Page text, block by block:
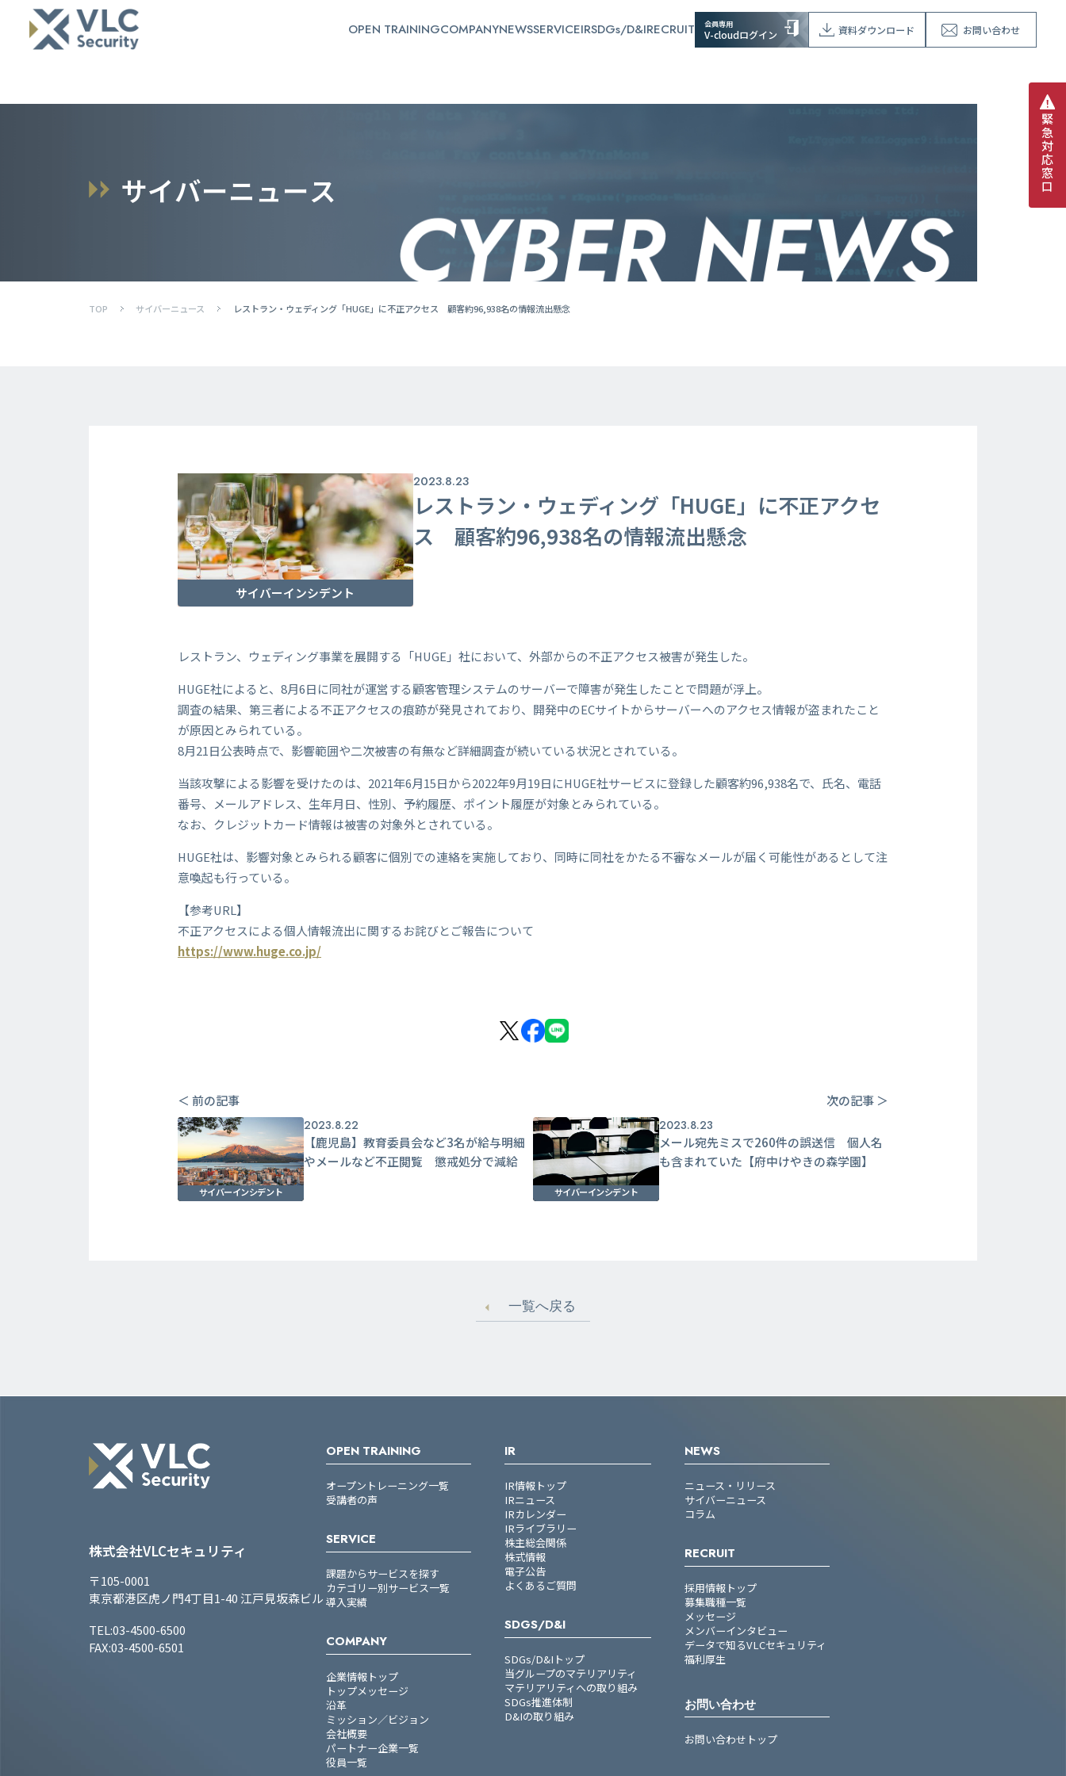
OPEN TRAININGCOMPANYNEWSSERVICEIRSDGs/D&IRECRUIT 会員専用
V-cloudログイン 資料ダウンロード お問い合わせ
緊
急
対
応
窓
口
サイバーニュース
TOP サイバーニュース レストラン・ウェディング「HUGE」に不正アクセス 顧客約96,938名の情報流出懸念
サイバーインシデント
2023.8.23
レストラン・ウェディング「HUGE」に不正アクセ
ス 顧客約96,938名の情報流出懸念
レストラン、ウェディング事業を展開する「HUGE」社において、外部からの不正アクセス被害が発生した。
HUGE社によると、8月6日に同社が運営する顧客管理システムのサーバーで障害が発生したことで問題が浮上。
調査の結果、第三者による不正アクセスの痕跡が発見されており、開発中のECサイトからサーバーへのアクセス情報が盗まれたこと
が原因とみられている。
8月21日公表時点で、影響範囲や二次被害の有無など詳細調査が続いている状況とされている。
当該攻撃による影響を受けたのは、2021年6月15日から2022年9月19日にHUGE社サービスに登録した顧客約96,938名で、氏名、電話
番号、メールアドレス、生年月日、性別、予約履歴、ポイント履歴が対象とみられている。
なお、クレジットカード情報は被害の対象外とされている。
HUGE社は、影響対象とみられる顧客に個別での連絡を実施しており、同時に同社をかたる不審なメールが届く可能性があるとして注
意喚起も行っている。
【参考URL】
不正アクセスによる個人情報流出に関するお詫びとご報告について
https://www.huge.co.jp/
＜ 前の記事 次の記事 ＞
サイバーインシデント
2023.8.22
【鹿児島】教育委員会など3名が給与明細
やメールなど不正閲覧 懲戒処分で減給
サイバーインシデント
2023.8.23
メール宛先ミスで260件の誤送信 個人名
も含まれていた【府中けやきの森学園】
一覧へ戻る
株式会社VLCセキュリティ
〒105-0001
東京都港区虎ノ門4丁目1-40 江戸見坂森ビル
TEL:03-4500-6500
FAX:03-4500-6501
OPEN TRAINING
オープントレーニング一覧
受講者の声
SERVICE
課題からサービスを探す
カテゴリー別サービス一覧
導入実績
COMPANY
企業情報トップ
トップメッセージ
沿革
ミッション／ビジョン
会社概要
パートナー企業一覧
役員一覧
IR
IR情報トップ
IRニュース
IRカレンダー
IRライブラリー
株主総会関係
株式情報
電子公告
よくあるご質問
SDGS/D&I
SDGs/D&Iトップ
当グループのマテリアリティ
マテリアリティへの取り組み
SDGs推進体制
D&Iの取り組み
NEWS
ニュース・リリース
サイバーニュース
コラム
RECRUIT
採用情報トップ
募集職種一覧
メッセージ
メンバーインタビュー
データで知るVLCセキュリティ
福利厚生
お問い合わせ
お問い合わせトップ